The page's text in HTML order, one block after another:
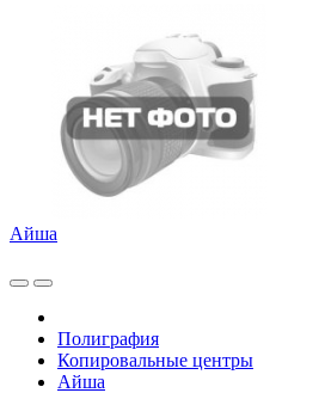
Айша
Полиграфия
Копировальные центры
Айша